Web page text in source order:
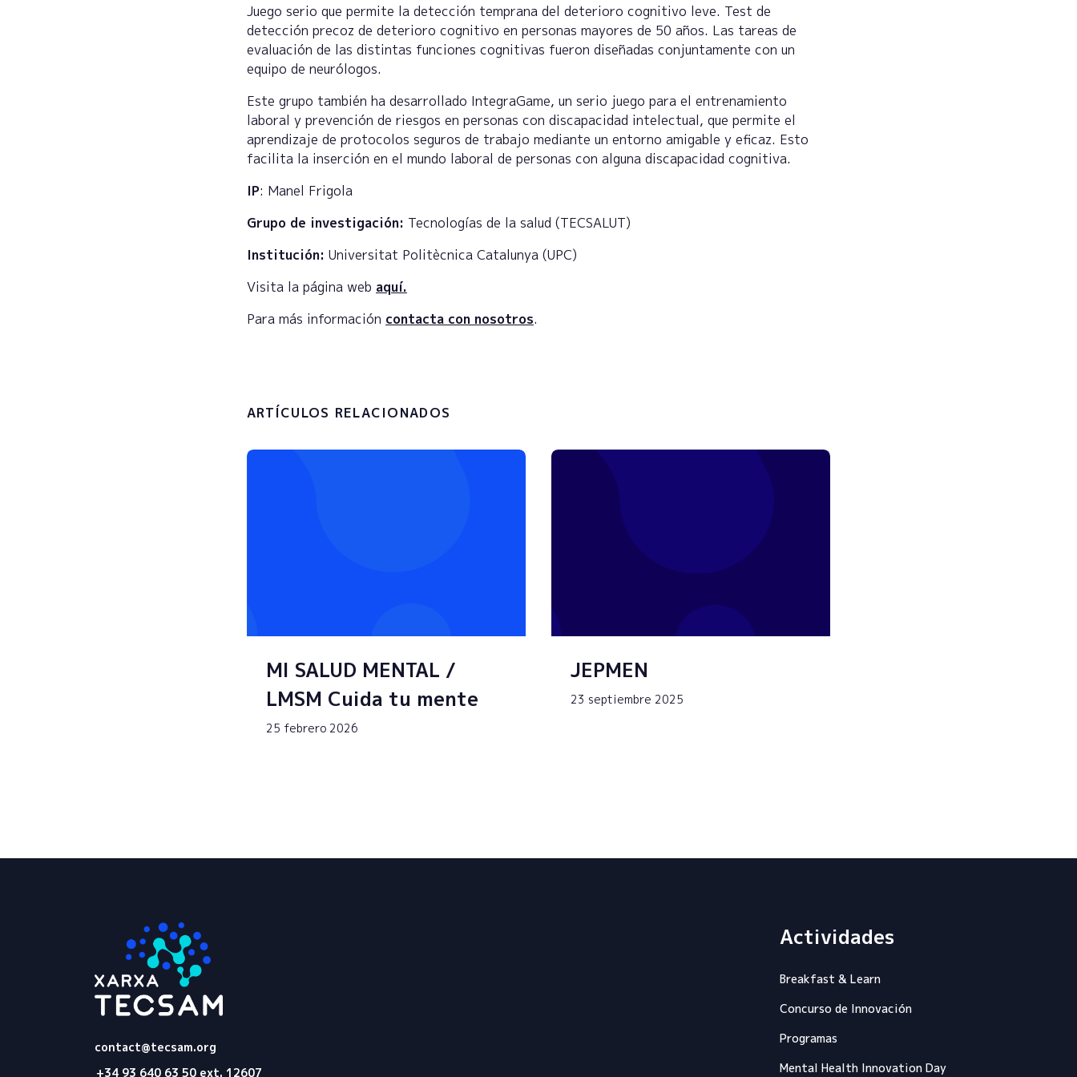
Juego serio que permite la detección temprana del deterioro cognitivo leve. Test de
detección precoz de deterioro cognitivo en personas mayores de 50 años. Las tareas de
evaluación de las distintas funciones cognitivas fueron diseñadas conjuntamente con un
equipo de neurólogos.
Este grupo también ha desarrollado IntegraGame, un serio juego para el entrenamiento
laboral y prevención de riesgos en personas con discapacidad intelectual, que permite el
aprendizaje de protocolos seguros de trabajo mediante un entorno amigable y eficaz. Esto
facilita la inserción en el mundo laboral de personas con alguna discapacidad cognitiva.
IP: Manel Frigola
Grupo de investigación: Tecnologías de la salud (TECSALUT)
Institución: Universitat Politècnica Catalunya (UPC)
Visita la página web aquí.
Para más información contacta con nosotros.
ARTÍCULOS RELACIONADOS
MI SALUD MENTAL /
LMSM Cuida tu mente
25 febrero 2026
JEPMEN
23 septiembre 2025
contact@tecsam.org
+34 93 640 63 50 ext. 12607
Actividades
Breakfast & Learn
Concurso de Innovación
Programas
Mental Health Innovation Day